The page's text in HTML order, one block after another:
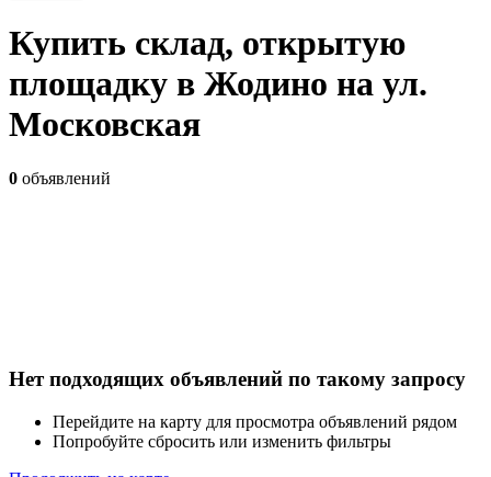
Купить склад, открытую
площадку в Жодино на ул.
Московская
0 объявлений
Нет подходящих объявлений по такому запросу
Перейдите на карту для просмотра объявлений рядом
Попробуйте сбросить или изменить фильтры